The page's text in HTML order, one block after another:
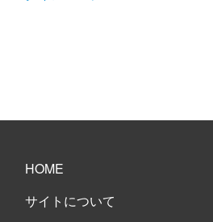
HOME
サイトについて